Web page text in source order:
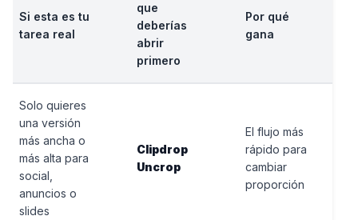
Si esta es tu
tarea real
que
deberías
abrir
primero
Por qué
gana
Solo quieres
una versión
más ancha o
más alta para
social,
anuncios o
slides
Clipdrop
Uncrop
El flujo más
rápido para
cambiar
proporción